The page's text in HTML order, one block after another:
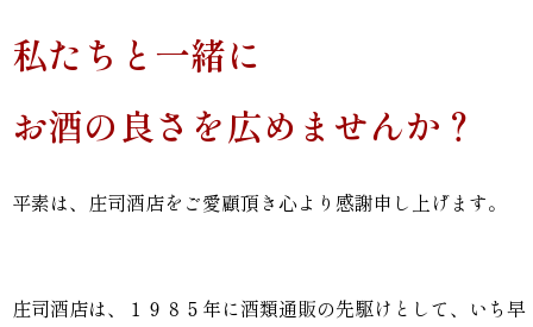
私たちと一緒に
お酒の良さを広めませんか？
平素は、庄司酒店をご愛顧頂き心より感謝申し上げます。
庄司酒店は、１９８５年に酒類通販の先駆けとして、いち早